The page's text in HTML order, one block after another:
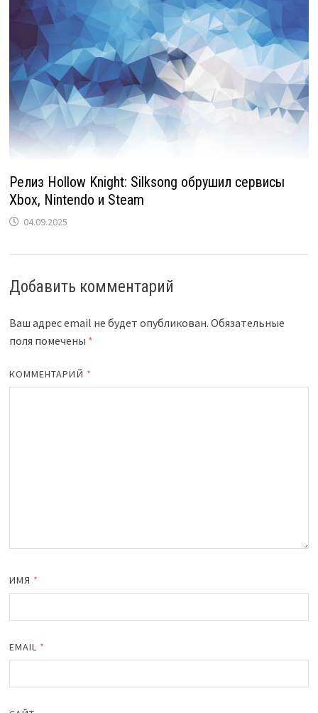
Релиз Hollow Knight: Silksong обрушил сервисы
Xbox, Nintendo и Steam
04.09.2025
Добавить комментарий
Ваш адрес email не будет опубликован. Обязательные
поля помечены *
КОММЕНТАРИЙ *
ИМЯ *
EMAIL *